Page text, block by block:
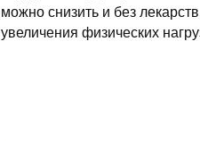
можно снизить и без
увеличения физических